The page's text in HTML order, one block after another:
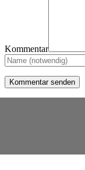
Kommentar